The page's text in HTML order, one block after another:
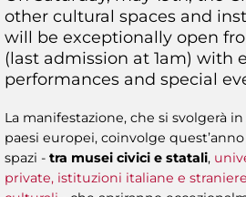
other cultural spaces and
will be exceptionally open
(last admission at 1am) with
performances and special
La manifestazione, che si svolgerà
paesi europei, coinvolge
spazi - tra musei civici e statali,
private, istituzioni italiane e